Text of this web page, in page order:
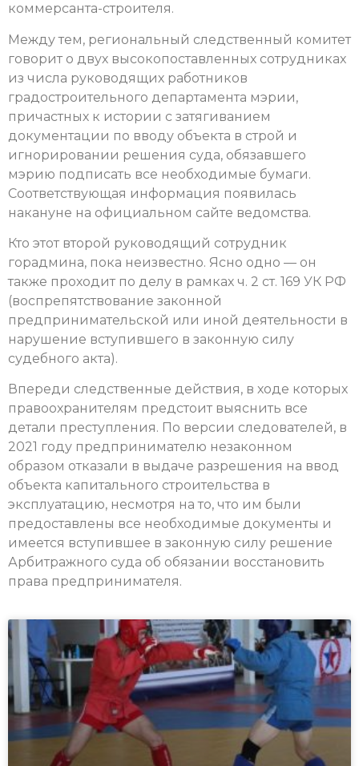
коммерсанта-строителя.
Между тем, региональный следственный комитет
говорит о двух высокопоставленных сотрудниках
из числа руководящих работников
градостроительного департамента мэрии,
причастных к истории с затягиванием
документации по вводу объекта в строй и
игнорировании решения суда, обязавшего
мэрию подписать все необходимые бумаги.
Соответствующая информация появилась
накануне на официальном сайте ведомства.
Кто этот второй руководящий сотрудник
горадмина, пока неизвестно. Ясно одно — он
также проходит по делу в рамках ч. 2 ст. 169 УК РФ
(воспрепятствование законной
предпринимательской или иной деятельности в
нарушение вступившего в законную силу
судебного акта).
Впереди следственные действия, в ходе которых
правоохранителям предстоит выяснить все
детали преступления. По версии следователей, в
2021 году предпринимателю незаконном
образом отказали в выдаче разрешения на ввод
объекта капитального строительства в
эксплуатацию, несмотря на то, что им были
предоставлены все необходимые документы и
имеется вступившее в законную силу решение
Арбитражного суда об обязании восстановить
права предпринимателя.